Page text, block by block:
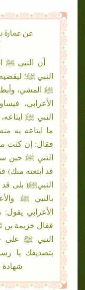
عن عمارة
أن النبي ﷺ
ﷺ المشي،
الأعرابي،
النبي ﷺ
ما ابتاعه به
فقال: إن كنت
النبي ﷺ حين
قد أبتعته منك)
النبيﷺ( بلى
الأعرابي
فقال خزيمة بن
النبي ﷺ على
بتصديقك يا
شهادة